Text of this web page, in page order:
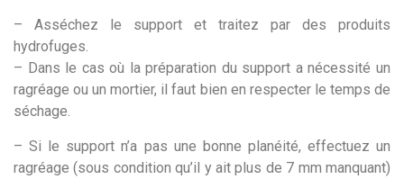
– Asséchez le support et traitez par des produits
hydrofuges.
– Dans le cas où la préparation du support a nécessité un
ragréage ou un mortier, il faut bien en respecter le temps de
séchage.
– Si le support n’a pas une bonne planéité, effectuez un
ragréage (sous condition qu’il y ait plus de 7 mm manquant)